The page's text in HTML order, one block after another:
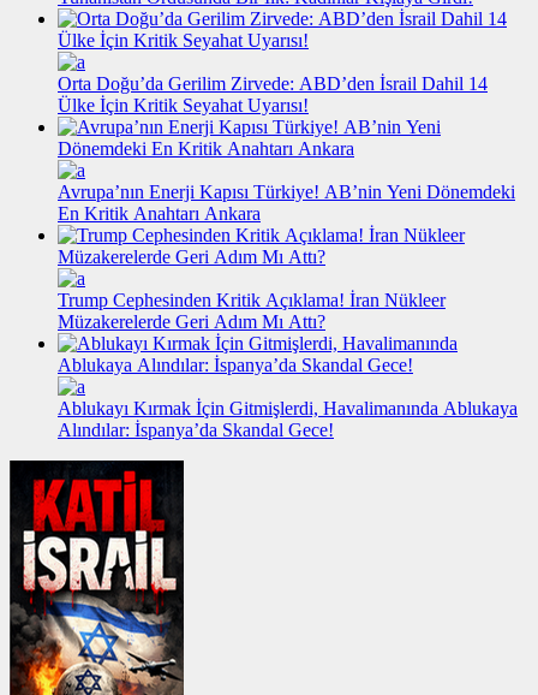
Orta Doğu’da Gerilim Zirvede: ABD’den İsrail Dahil 14
Ülke İçin Kritik Seyahat Uyarısı!
Avrupa’nın Enerji Kapısı Türkiye! AB’nin Yeni Dönemdeki
En Kritik Anahtarı Ankara
Trump Cephesinden Kritik Açıklama! İran Nükleer
Müzakerelerde Geri Adım Mı Attı?
Ablukayı Kırmak İçin Gitmişlerdi, Havalimanında Ablukaya
Alındılar: İspanya’da Skandal Gece!